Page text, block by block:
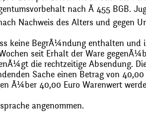
nach Ã 455 BGB.
Nachweis des Alters und gegen
keine BegrÃ¼ndung enthalten und
seit Erhalt der Ware
die rechtzeitige Absendung.
Sache einen Betrag von
Ã¼ber 40,00 Euro Warenwert
angenommen.